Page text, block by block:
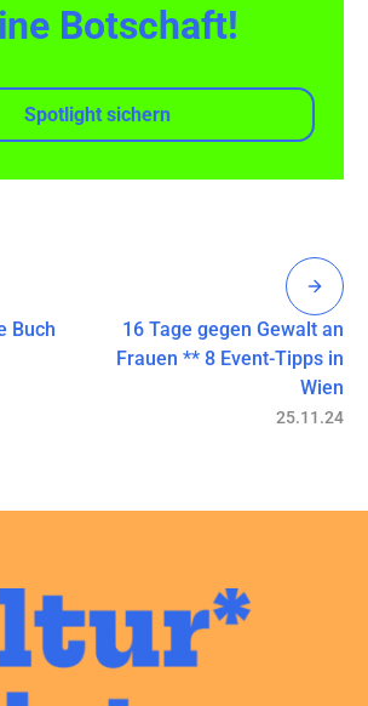
Botschaft!
Spotlight sichern
Buch
16 Tage gegen Gewalt an
Frauen ** 8 Event-Tipps in
Wien
25.11.24